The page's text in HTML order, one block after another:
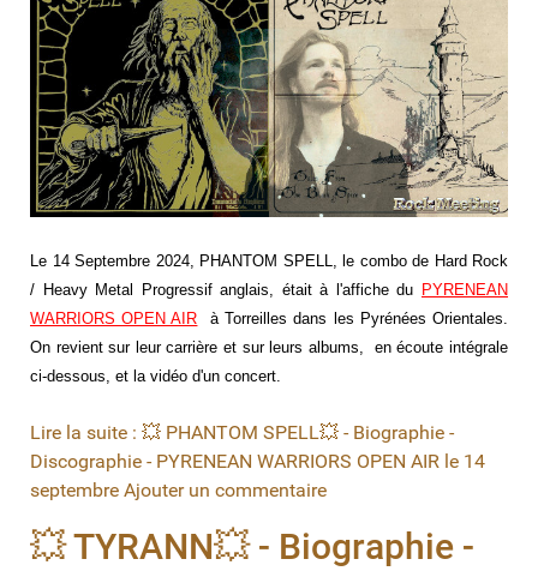
Le 14 Septembre 2024, PHANTOM SPELL, le combo de Hard Rock
/ Heavy Metal Progressif anglais, était à l'affiche du PYRENEAN
WARRIORS OPEN AIR à Torreilles dans les Pyrénées Orientales.
On revient sur leur carrière et sur leurs albums, en écoute intégrale
ci-dessous, et la vidéo d'un concert.
Lire la suite : 💥 PHANTOM SPELL💥 - Biographie -
Discographie - PYRENEAN WARRIORS OPEN AIR le 14
septembre Ajouter un commentaire
💥 TYRANN💥 - Biographie -